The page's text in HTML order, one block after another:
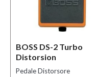
BOSS DS-2 Turbo
Distorsion
Pedale Distorsore